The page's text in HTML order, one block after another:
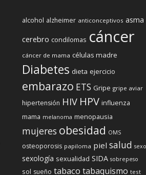
alcohol alzheimer anticonceptivos asma
cerebro condilomas cáncer
cáncer de mama células madre
Diabetes dieta ejercicio
embarazo ETS Gripe gripe aviar
hipertensión HIV HPV influenza
mama melanoma menopausia
mujeres obesidad OMS
osteoporosis papiloma piel salud sexo
sexología sexualidad SIDA sobrepeso
sol sueño tabaco tabaquismo test